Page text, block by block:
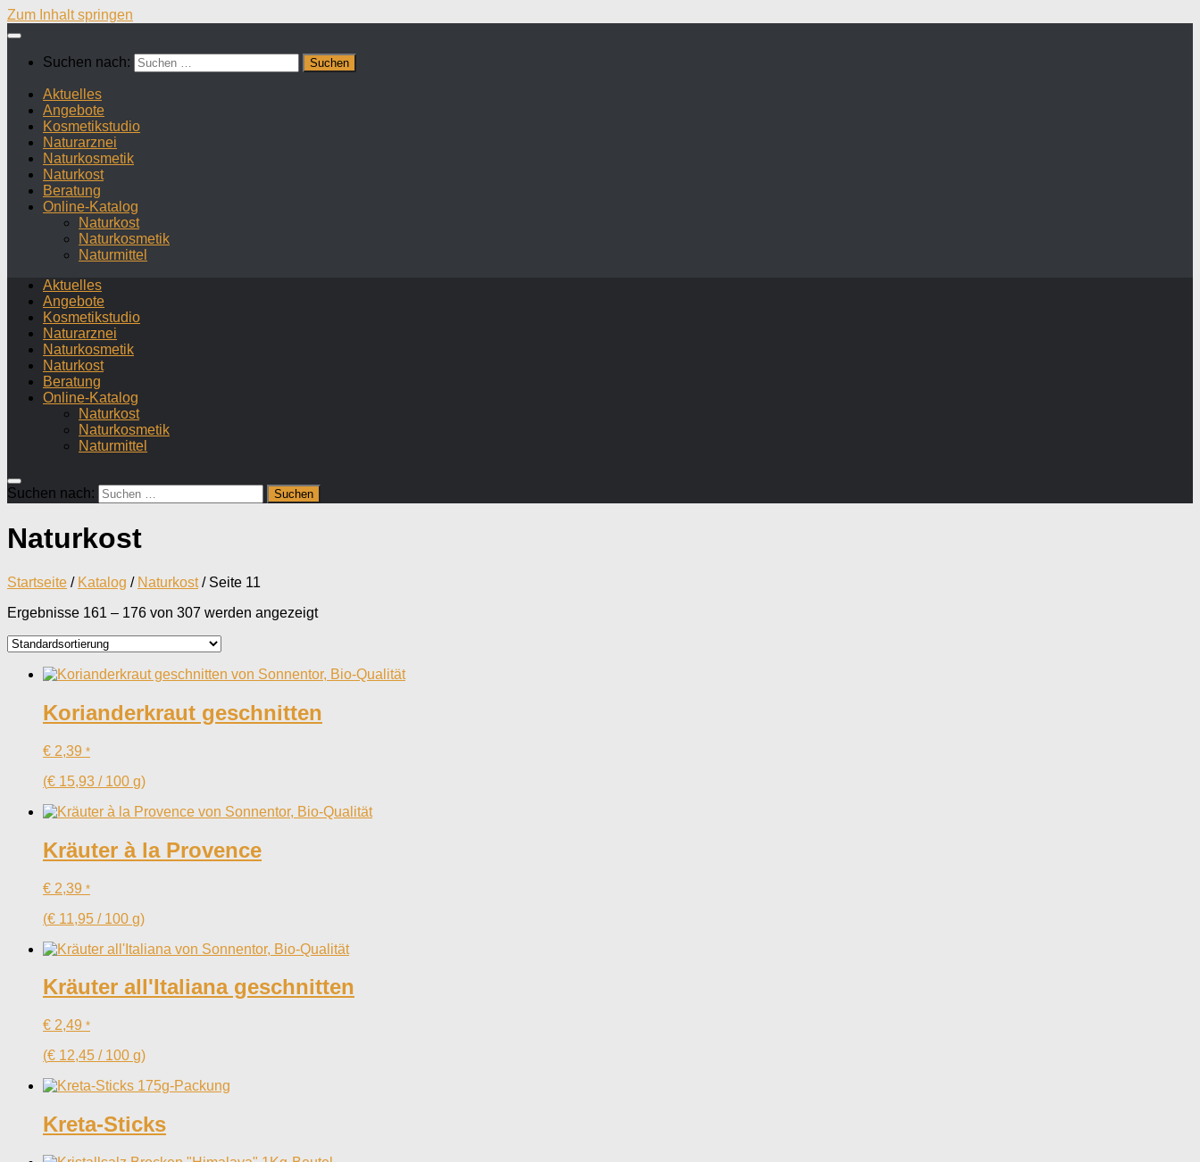
Zum Inhalt springen
Suchen nach:
Aktuelles
Angebote
Kosmetikstudio
Naturarznei
Naturkosmetik
Naturkost
Beratung
Online-Katalog
Naturkost
Naturkosmetik
Naturmittel
Aktuelles
Angebote
Kosmetikstudio
Naturarznei
Naturkosmetik
Naturkost
Beratung
Online-Katalog
Naturkost
Naturkosmetik
Naturmittel
Suchen nach:
Naturkost
Startseite / Katalog / Naturkost/ Seite 11
Ergebnisse 161 – 176 von 307 werden angezeigt
Korianderkraut geschnitten
€ 2,39 *
(€ 15,93 / 100 g)
Kräuter à la Provence
€ 2,39 *
(€ 11,95 / 100 g)
Kräuter all'Italiana geschnitten
€ 2,49 *
(€ 12,45 / 100 g)
Kreta-Sticks